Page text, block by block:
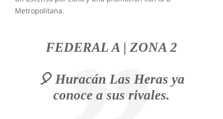
Metropolitana.
FEDERAL A | ZONA 2
🎈 Huracán Las Heras ya
conoce a sus rivales.